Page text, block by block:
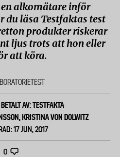
alkomätare inför
du läsa Testfaktas test
produkter riskerar
ljus trots att hon eller
att köra.
AV: TESTFAKTA
KRISTINA VON DOLWITZ
17 JUN, 2017
0